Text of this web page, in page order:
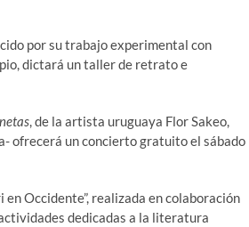
por su trabajo experimental con
dictará un taller de retrato e
, de la artista uruguaya Flor Sakeo,
ofrecerá un concierto gratuito el sábado
Occidente”, realizada en colaboración
dedicadas a la literatura